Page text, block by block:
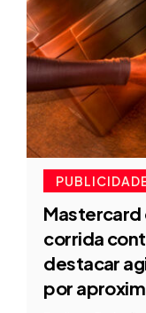
Mastercard
corrida
destacar
por